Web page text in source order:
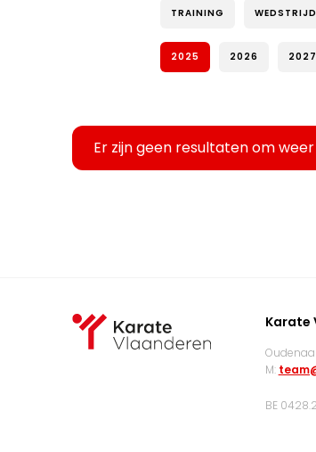
TRAINING
2025 2026 2027
Er zijn geen resultaten om
Karate
M:
BE